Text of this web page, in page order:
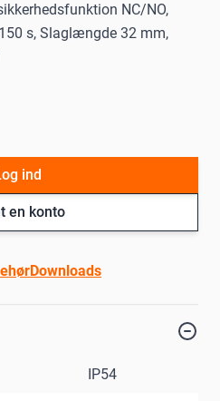
NC/NO,
s, Slaglængde 32 mm,
en konto
ind
Downloads
IP54